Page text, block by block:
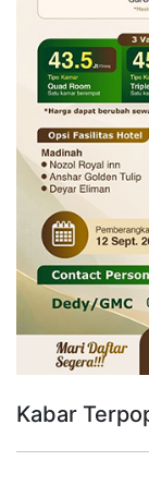
Kabar